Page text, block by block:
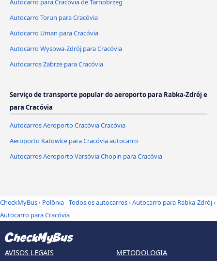
Autocarro para Cracóvia de Tarnobrzeg
Autocarro Torun para Cracóvia
Autocarro Uman para Cracóvia
Autocarro Wysowa-Zdrój para Cracóvia
Autocarros Zabrze para Cracóvia
Serviço de transporte popular do aeroporto para Rabka-Zdrój e
para Cracóvia
Autocarros Aeroporto Cracóvia Cracóvia
Aeroporto Katowice para Cracóvia autocarro
Autocarros Aeroporto Varsóvia Chopin para Cracóvia
CheckMyBus› Polônia - Todos os autocarros›Autocarro para Rabka-Zdrój›
Autocarro para Cracóvia
AVISOS LEGAIS
METODOLOGIA